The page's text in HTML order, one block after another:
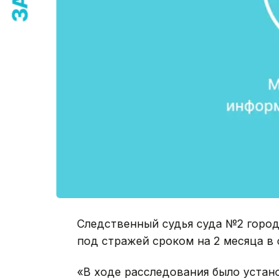
Следственный судья суда №2
под стражей сроком на 2 месяца
«В ходе расследования было